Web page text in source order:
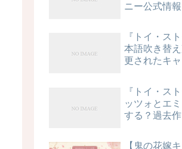
ニー公式情
『トイ・ス
本語吹き替
更されたキ
『トイ・ス
ッツォとエ
する？過去
【鬼の花嫁